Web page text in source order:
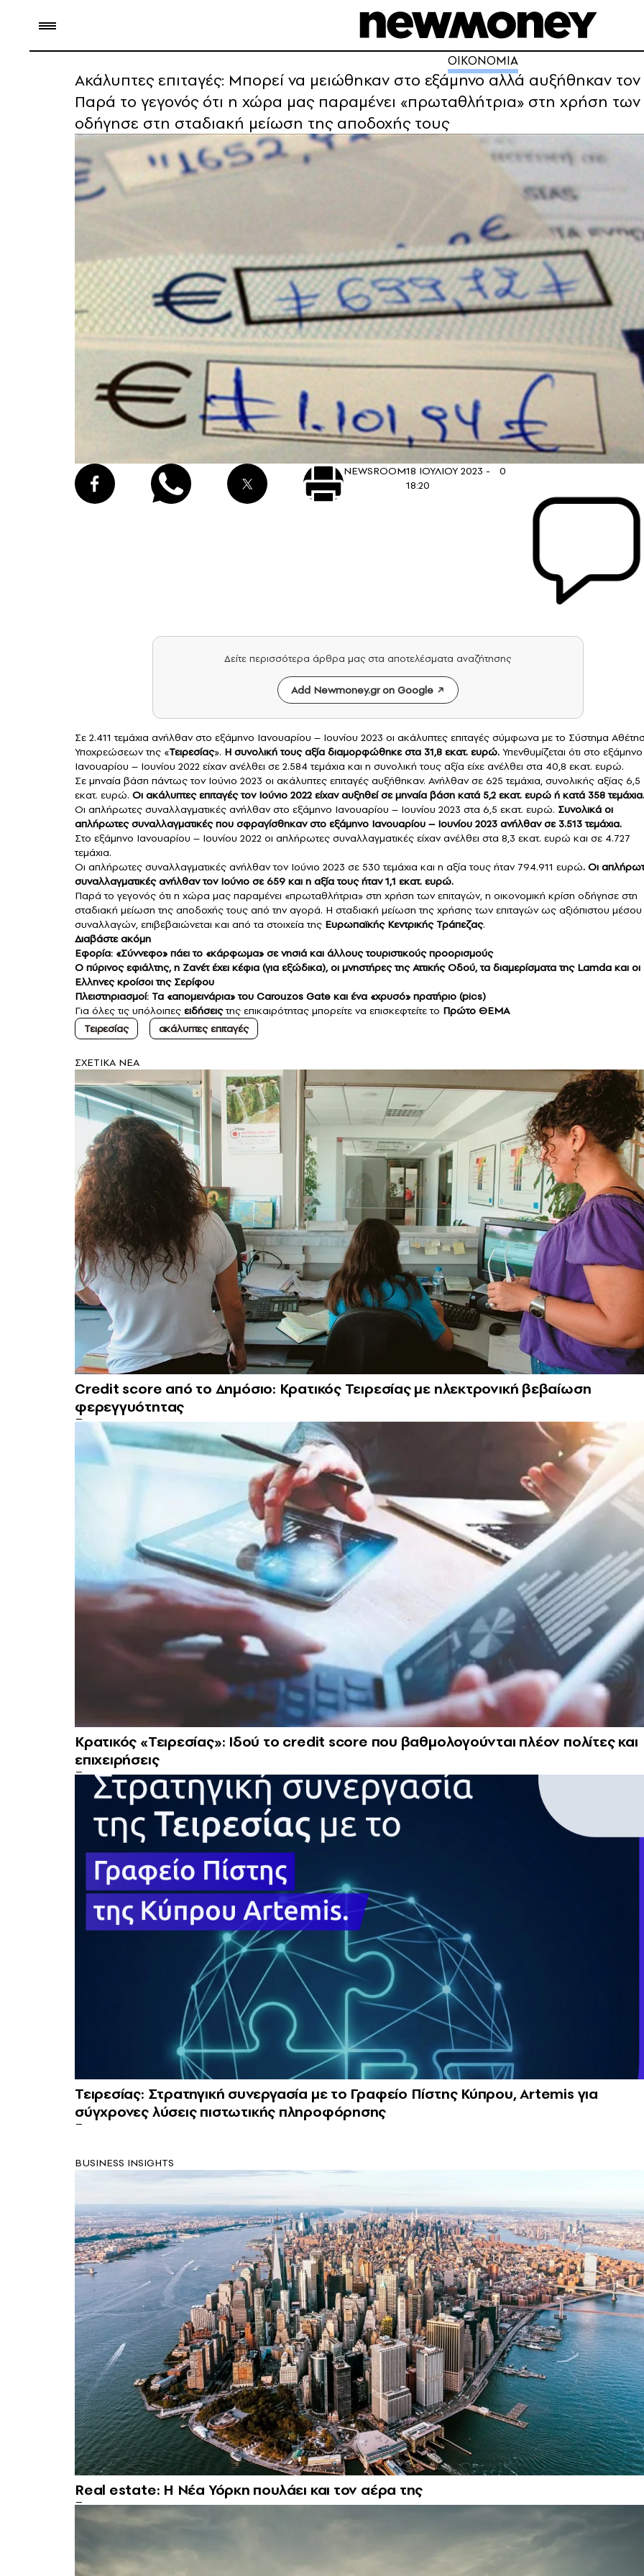
ΟΙΚΟΝΟΜΙΑ
Ακάλυπτες επιταγές: Μπορεί να μειώθηκαν στο εξάμηνο αλλά αυξήθηκαν τον
Παρά το γεγονός ότι η χώρα μας παραμένει «πρωταθλήτρια» στη χρήση των
οδήγησε στη σταδιακή μείωση της αποδοχής τους
NEWSROOM18 ΙΟΥΛΙΟΥ 2023 -
18:20
0
Δείτε περισσότερα άρθρα μας στα αποτελέσματα αναζήτησης
Add Newmoney.gr on Google
Σε 2.411 τεμάχια ανήλθαν στο εξάμηνο Ιανουαρίου – Ιουνίου 2023 οι ακάλυπτες επιταγές σύμφωνα με το Σύστημα
Υποχρεώσεων της «Τειρεσίας». Η συνολική τους αξία διαμορφώθηκε στα 31,8 εκατ. ευρώ. Υπενθυμίζεται ότι στο εξάμηνο
Ιανουαρίου – Ιουνίου 2022 είχαν ανέλθει σε 2.584 τεμάχια και η συνολική τους αξία είχε ανέλθει στα 40,8 εκατ. ευρώ.
Σε μηναία βάση πάντως τον Ιούνιο 2023 οι ακάλυπτες επιταγές αυξήθηκαν. Ανήλθαν σε 625 τεμάχια, συνολικής αξίας 6,5
εκατ. ευρώ. Οι ακάλυπτες επιταγές τον Ιούνιο 2022 είχαν αυξηθεί σε μηναία βάση κατά 5,2 εκατ. ευρώ ή κατά 358 τεμάχια.
Οι απλήρωτες συναλλαγματικές ανήλθαν στο εξάμηνο Ιανουαρίου – Ιουνίου 2023 στα 6,5 εκατ. ευρώ. Συνολικά οι
απλήρωτες συναλλαγματικές που σφραγίσθηκαν στο εξάμηνο Ιανουαρίου – Ιουνίου 2023 ανήλθαν σε 3.513 τεμάχια.
Στο εξάμηνο Ιανουαρίου – Ιουνίου 2022 οι απλήρωτες συναλλαγματικές είχαν ανέλθει στα 8,3 εκατ. ευρώ και σε 4.727
τεμάχια.
Οι απλήρωτες συναλλαγματικές ανήλθαν τον Ιούνιο 2023 σε 530 τεμάχια και η αξία τους ήταν 794.911 ευρώ. Οι
συναλλαγματικές ανήλθαν τον Ιούνιο σε 659 και η αξία τους ήταν 1,1 εκατ. ευρώ.
Παρά το γεγονός ότι η χώρα μας παραμένει «πρωταθλήτρια» στη χρήση των επιταγών, η οικονομική κρίση οδήγησε στη
σταδιακή μείωση της αποδοχής τους από την αγορά. Η σταδιακή μείωση της χρήσης των επιταγών ως αξιόπιστου μέσου
συναλλαγών, επιβεβαιώνεται και από τα στοιχεία της Ευρωπαϊκής Κεντρικής Τράπεζας.
Διαβάστε ακόμη
Εφορία: «Σύννεφο» πάει το «κάρφωμα» σε νησιά και άλλους τουριστικούς προορισμούς
Ο πύρινος εφιάλτης, η Ζανέτ έχει κέφια (για εξώδικα), οι μνηστήρες της Αττικής Οδού, τα διαμερίσματα της Lamda και οι
Ελληνες κροίσοι της Σερίφου
Πλειστηριασμοί: Τα «απομεινάρια» του Carouzos Gate και ένα «χρυσό» πρατήριο (pics)
Για όλες τις υπόλοιπες ειδήσειςτης επικαιρότητας μπορείτε να επισκεφτείτε το Πρώτο ΘΕΜΑ
Τειρεσίας
ακάλυπτες επιταγές
ΣXETIKA NEA
Credit score από το Δημόσιο: Κρατικός Τειρεσίας με ηλεκτρονική βεβαίωση
φερεγγυότητας
Κρατικός «Τειρεσίας»: Ιδού το credit score που βαθμολογούνται πλέον πολίτες και
επιχειρήσεις
Τειρεσίας: Στρατηγική συνεργασία με το Γραφείο Πίστης Κύπρου, Artemis για
σύγχρονες λύσεις πιστωτικής πληροφόρησης
BUSINESS INSIGHTS
Real estate: H Νέα Υόρκη πουλάει και τον αέρα της